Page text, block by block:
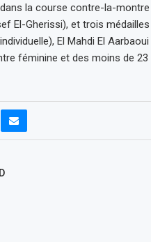
la course contre-la-
El-Gherissi), et trois
El Mahdi El
féminine et des moins de 23